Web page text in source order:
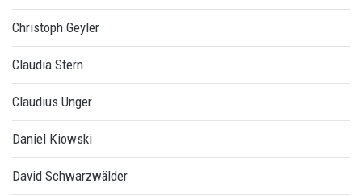
Christoph Geyler
Claudia Stern
Claudius Unger
Daniel Kiowski
David Schwarzwälder